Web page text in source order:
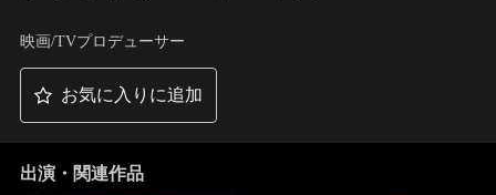
映画/TVプロデューサー
お気に入りに追加
出演・関連作品